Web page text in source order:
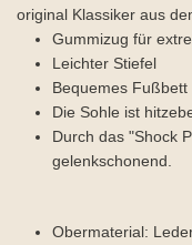
original Klassiker aus
Gummizug für
Leichter Stiefel
Bequemes Fußbett
Die Sohle ist
Durch das "Shock
gelenkschonend.
Obermaterial: